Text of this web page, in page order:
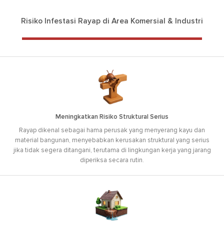
Risiko Infestasi Rayap di Area Komersial & Industri
Meningkatkan Risiko Struktural Serius
Rayap dikenal sebagai hama perusak yang menyerang kayu dan
material bangunan, menyebabkan kerusakan struktural yang serius
jika tidak segera ditangani, terutama di lingkungan kerja yang jarang
diperiksa secara rutin.